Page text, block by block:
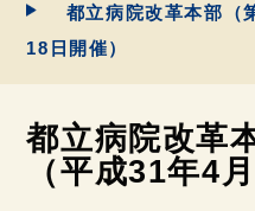
都立病院改革本部（
18日開催）
都立病院改革
（平成31年4